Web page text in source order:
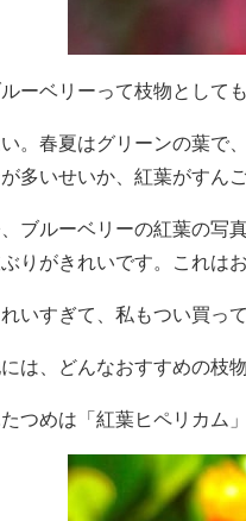
ーベリーって枝物として
。春夏はグリーンの葉で
多いせいか、紅葉がすん
ブルーベリーの紅葉の写
りがきれいです。これは
いすぎて、私もつい買っ
は、どんなおすすめの枝
つめは「紅葉ヒペリカム」